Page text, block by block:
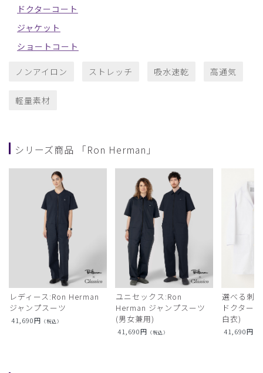
ドクターコート
ジャケット
ショートコート
ノンアイロン ストレッチ 吸水速乾 高通気
軽量素材
シリーズ商品 「Ron Herman」
レディース:Ron Herman
ジャンプスーツ
41,690円 （税込）
ユニセックス:Ron
Herman ジャンプスーツ
(男女兼用)
41,690円 （税込）
選べる刺
ドクター
白衣)
41,690円